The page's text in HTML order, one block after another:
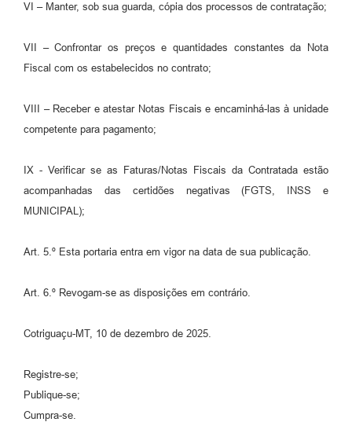
VI – Manter, sob sua guarda, cópia dos processos de contratação;
VII – Confrontar os preços e quantidades constantes da Nota
Fiscal com os estabelecidos no contrato;
VIII – Receber e atestar Notas Fiscais e encaminhá-las à unidade
competente para pagamento;
IX - Verificar se as Faturas/Notas Fiscais da Contratada estão
acompanhadas das certidões negativas (FGTS, INSS e
MUNICIPAL);
Art. 5.º Esta portaria entra em vigor na data de sua publicação.
Art. 6.º Revogam-se as disposições em contrário.
Cotriguaçu-MT, 10 de dezembro de 2025.
Registre-se;
Publique-se;
Cumpra-se.